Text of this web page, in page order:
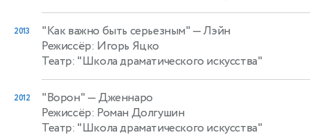
2013 "Как важно быть серьезным" — Лэйн
Режиссёр: Игорь Яцко
Театр: "Школа драматического искусства"
2012 "Ворон" — Дженнаро
Режиссёр: Роман Долгушин
Театр: "Школа драматического искусства"